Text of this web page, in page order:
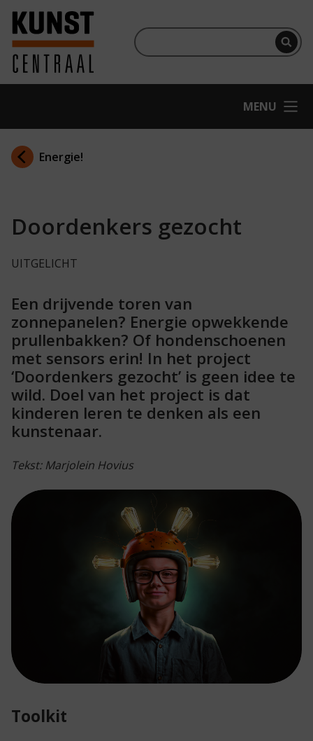
Ga naar hoofdinhoud
Terug naar homepage
OPEN
MENU
Energie!
Doordenkers gezocht
UITGELICHT
Een drijvende toren van
zonnepanelen? Energie opwekkende
prullenbakken? Of hondenschoenen
met sensors erin! In het project
‘Doordenkers gezocht’ is geen idee te
wild. Doel van het project is dat
kinderen leren te denken als een
kunstenaar.
Tekst: Marjolein Hovius
Toolkit